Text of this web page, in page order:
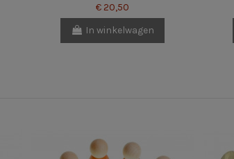
€ 20,50
In winkelwagen